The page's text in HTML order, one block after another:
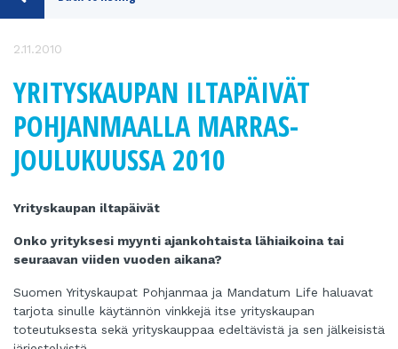
2.11.2010
YRITYSKAUPAN ILTAPÄIVÄT
POHJANMAALLA MARRAS-
JOULUKUUSSA 2010
Yrityskaupan iltapäivät
Onko yrityksesi myynti ajankohtaista lähiaikoina tai
seuraavan viiden vuoden aikana?
Suomen Yrityskaupat Pohjanmaa ja Mandatum Life haluavat
tarjota sinulle käytännön vinkkejä itse yrityskaupan
toteutuksesta sekä yrityskauppaa edeltävistä ja sen jälkeisistä